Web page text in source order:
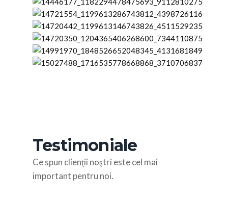
Testimoniale
Ce spun clienţii noştri este cel mai
important pentru noi.